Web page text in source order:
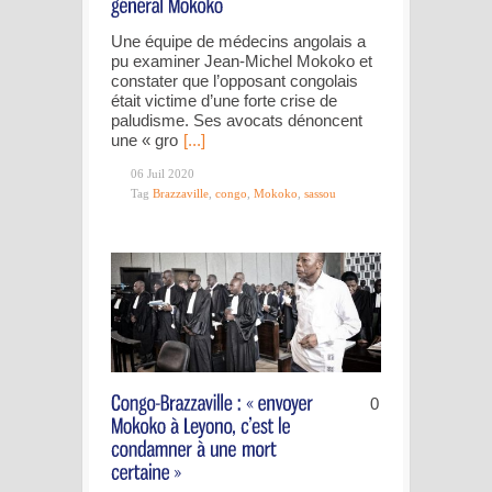
Une équipe de médecins angolais a
pu examiner Jean-Michel Mokoko et
constater que l’opposant congolais
était victime d’une forte crise de
paludisme. Ses avocats dénoncent
une « gro [...]
06 Juil 2020
Tag Brazzaville congo Mokoko sassou
0